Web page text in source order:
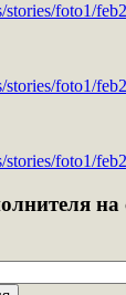
stories/foto1/
stories/foto1/
stories/foto1/
на